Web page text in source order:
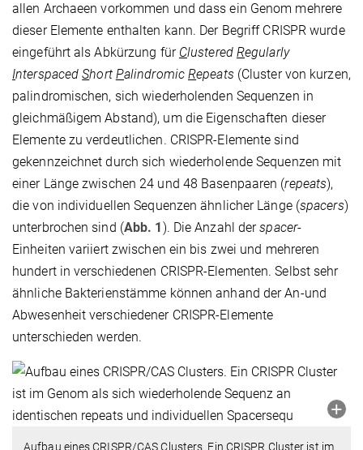
allen Archaeen vorkommen und dass ein Genom mehrere
dieser Elemente enthalten kann. Der Begriff CRISPR wurde
eingeführt als Abkürzung für Clustered Regularly
InterspacedShort PalindromicRepeats (Cluster von kurzen,
palindromischen, sich wiederholenden Sequenzen in
gleichmäßigem Abstand), um die Eigenschaften dieser
Elemente zu verdeutlichen. CRISPR-Elemente sind
gekennzeichnet durch sich wiederholende Sequenzen mit
einer Länge zwischen 24 und 48 Basenpaaren (repeats),
die von individuellen Sequenzen ähnlicher Länge (spacers)
unterbrochen sind (Abb. 1 ). Die Anzahl derspacer-
Einheiten variiert zwischen ein bis zwei und mehreren
hundert in verschiedenen CRISPR-Elementen. Selbst sehr
ähnliche Bakterienstämme können anhand der An-und
Abwesenheit verschiedener CRISPR-Elemente
unterschieden werden.
Aufbau eines CRISPR/CAS Clusters. Ein CRISPR Cluster ist im